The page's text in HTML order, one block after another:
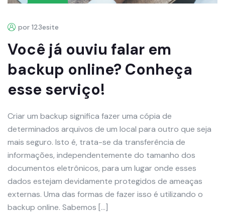
por 123esite
Você já ouviu falar em
backup online? Conheça
esse serviço!
Criar um backup significa fazer uma cópia de
determinados arquivos de um local para outro que seja
mais seguro. Isto é, trata-se da transferência de
informações, independentemente do tamanho dos
documentos eletrônicos, para um lugar onde esses
dados estejam devidamente protegidos de ameaças
externas. Uma das formas de fazer isso é utilizando o
backup online. Sabemos […]